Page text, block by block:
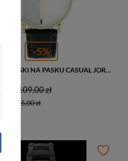
-5%
ZEGAREK DAMSKI NA PASKU CASUAL JORDAN KERR - RA1332 (zj861b) - antyalergiczny
85,00 zł
109,00 zł